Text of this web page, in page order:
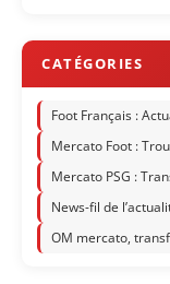
Foot Français :
Mercato Foot :
Mercato PSG :
News-fil de
OM mercato,